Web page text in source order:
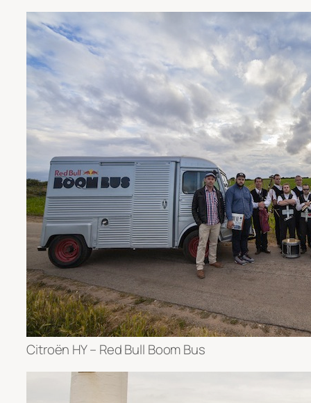
Citroën HY – Red Bull Boom Bus